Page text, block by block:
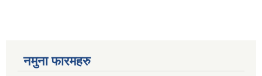
नमुना फारमहरु